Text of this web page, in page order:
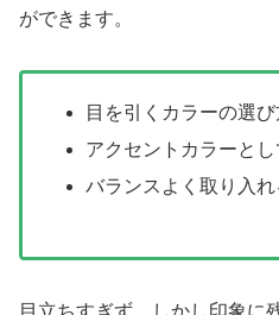
ができます。
目を引くカラーの選
アクセントカラーと
バランスよく取り入
目立ちすぎず、しかし印象に